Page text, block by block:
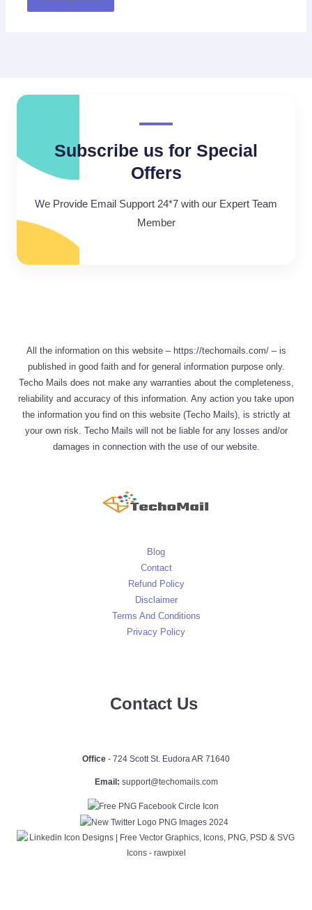
Subscribe us for Special
Offers
We Provide Email Support 24*7 with our Expert Team
Member
All the information on this website – https://techomails.com/ – is
published in good faith and for general information purpose only.
Techo Mails does not make any warranties about the completeness,
reliability and accuracy of this information. Any action you take upon
the information you find on this website (Techo Mails), is strictly at
your own risk. Techo Mails will not be liable for any losses and/or
damages in connection with the use of our website.
Blog
Contact
Refund Policy
Disclaimer
Terms And Conditions
Privacy Policy
Contact Us
Office - 724 Scott St. Eudora AR 71640
Email: support@techomails.com